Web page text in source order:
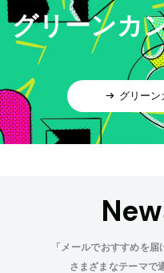
グリーンカ
グリーン
「メールでおすすめを
さまざまなテーマで